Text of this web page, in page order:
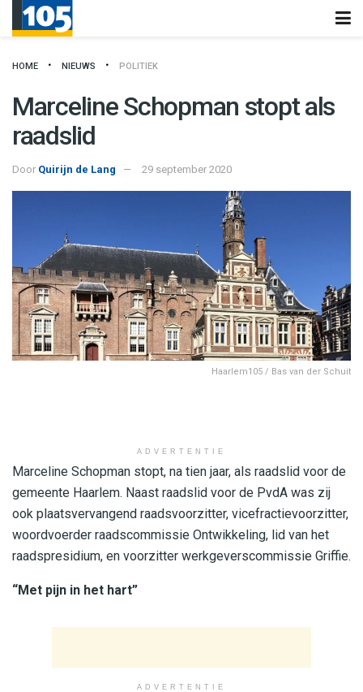
HOME NIEUWS POLITIEK
Marceline Schopman stopt als
raadslid
Door Quirijn de Lang 29 september 2020
Haarlem105 / Bas van der Schuit
ADVERTENTIE
Marceline Schopman stopt, na tien jaar, als raadslid voor de
gemeente Haarlem. Naast raadslid voor de PvdA was zij
ook plaatsvervangend raadsvoorzitter, vicefractievoorzitter,
woordvoerder raadscommissie Ontwikkeling, lid van het
raadspresidium, en voorzitter werkgeverscommissie Griffie.
“Met pijn in het hart”
ADVERTENTIE